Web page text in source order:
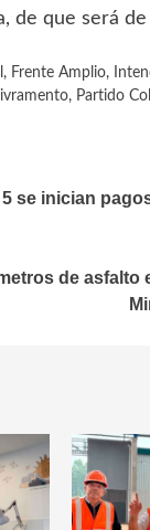
de que será
, Frente Amplio,
, Partido
se inician
de asfalto